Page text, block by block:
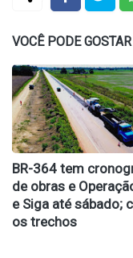
VOCÊ PODE GOSTAR
BR-364 tem
de obras e
e Siga até sábado;
os trechos